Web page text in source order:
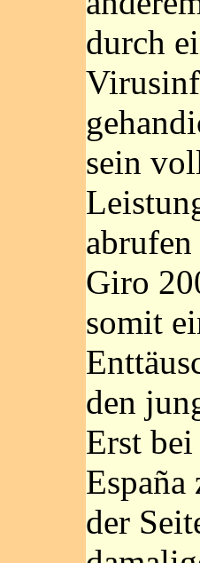
durch
sein
Giro
somit
den
Erst
España
der